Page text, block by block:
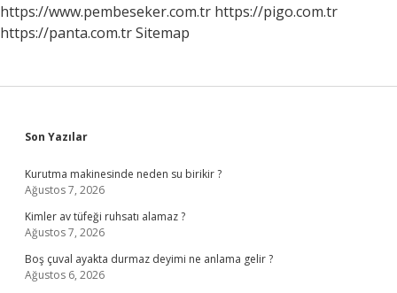
https://www.pembeseker.com.tr https://pigo.com.tr
https://panta.com.trSitemap
Sidebar
Son Yazılar
Kurutma makinesinde neden su birikir ?
Ağustos 7, 2026
Kimler av tüfeği ruhsatı alamaz ?
Ağustos 7, 2026
Boş çuval ayakta durmaz deyimi ne anlama gelir ?
Ağustos 6, 2026